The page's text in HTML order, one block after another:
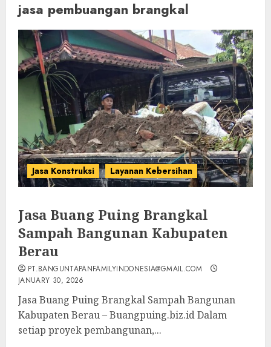
jasa pembuangan brangkal
Jasa Konstruksi Layanan Kebersihan
Jasa Buang Puing Brangkal
Sampah Bangunan Kabupaten
Berau
PT.BANGUNTAPANFAMILYINDONESIA@GMAIL.COM
JANUARY 30, 2026
Jasa Buang Puing Brangkal Sampah Bangunan
Kabupaten Berau – Buangpuing.biz.id Dalam
setiap proyek pembangunan,...